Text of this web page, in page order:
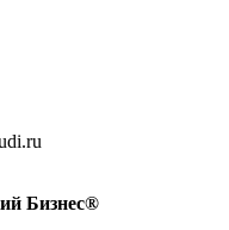
Бизнес®